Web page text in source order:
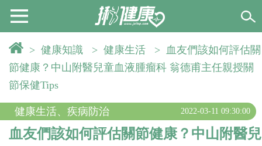
> 健康知識 > 健康生活 > 血友們該如何評估關
節健康？中山附醫兒童血液腫瘤科 翁德甫主任親授關
節保健Tips
健康生活、 疾病防治 2022-03-11 09:30:00
血友們該如何評估關節健康？中山附醫兒